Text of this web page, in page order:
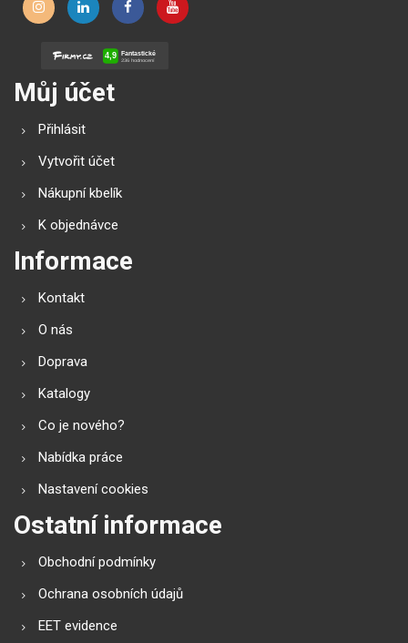
Můj účet
Přihlásit
Vytvořit účet
Nákupní kbelík
K objednávce
Informace
Kontakt
O nás
Doprava
Katalogy
Co je nového?
Nabídka práce
Nastavení cookies
Ostatní informace
Obchodní podmínky
Ochrana osobních údajů
EET evidence